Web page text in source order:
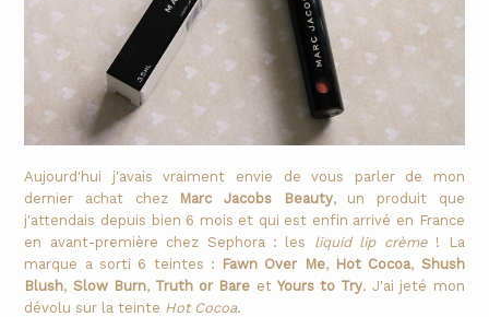
Aujourd'hui j'avais vraiment envie de vous parler de mon
dernier achat chez
Marc Jacobs Beauty, un produit que
j'attendais depuis bien 6 mois et qui est enfin arrivé en France
en avant-première chez Sephora : les liquid lip crème! La
marque a sorti 6 teintes : Fawn Over Me, Hot Cocoa, Shush
Blush, Slow Burn, Truth or Bare et Yours to Try. J'ai jeté mon
dévolu sur la teinte Hot Cocoa.